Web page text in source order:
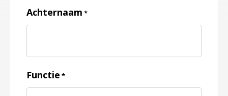
Achternaam *
Functie *